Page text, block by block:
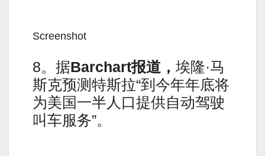
Screenshot
8。据Barchart报道， 埃隆·马
斯克预测特斯拉“到今年年底将
为美国一半人口提供自动驾驶
叫车服务”。